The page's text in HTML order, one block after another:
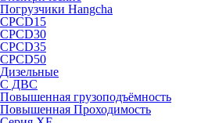
Погрузчики Hangcha
CPCD15
CPCD30
CPCD35
CPCD50
Дизельные
С ДВС
Повышенная грузоподъёмность
Повышенная Проходимость